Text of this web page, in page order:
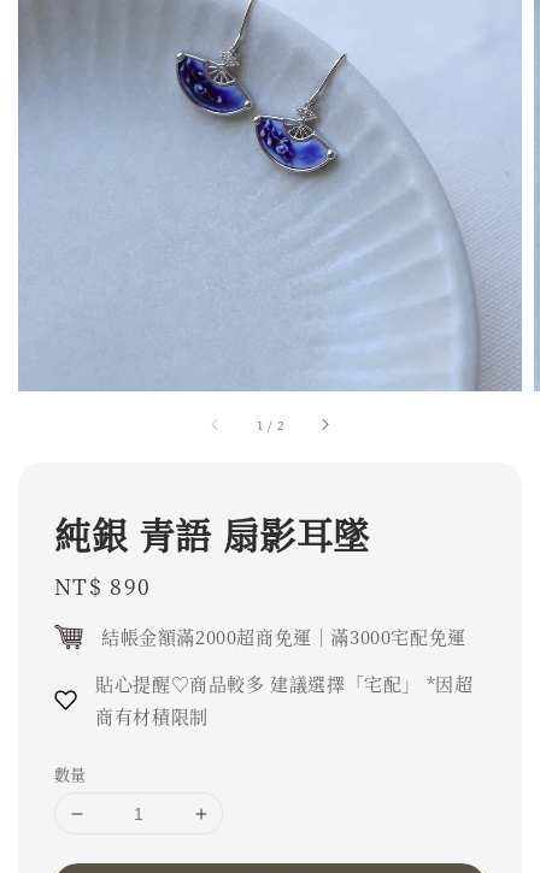
1 / 2
純銀 青語 扇影耳墜
Regular
price
NT$ 890
結帳金額滿2000超商免運｜滿3000宅配免運
貼心提醒♡商品較多 建議選擇「宅配」 *因超
商有材積限制
數量